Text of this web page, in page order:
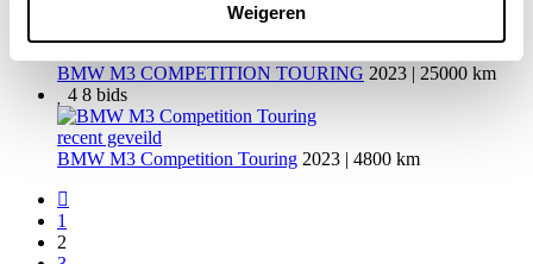
Weigeren
BMW M3 COMPETITION TOURING 2023 | 25000 km
4 8 bids
recent geveild
BMW M3 Competition Touring 2023 | 4800 km
1
2